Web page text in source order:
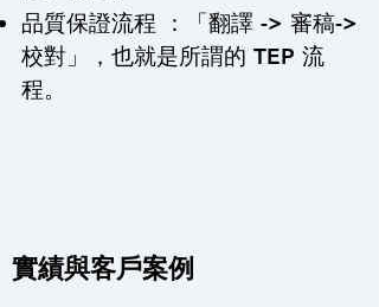
品質保證流程 ：「翻譯 -> 審稿->
校對」，也就是所謂的 TEP 流
程。
實績與客戶案例